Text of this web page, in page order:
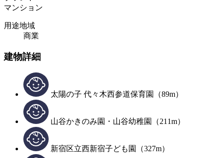
マンション
用途地域
商業
建物詳細
太陽の子 代々木西参道保育園（89m）
山谷かきのみ園・山谷幼稚園（211m）
新宿区立西新宿子ども園（327m）